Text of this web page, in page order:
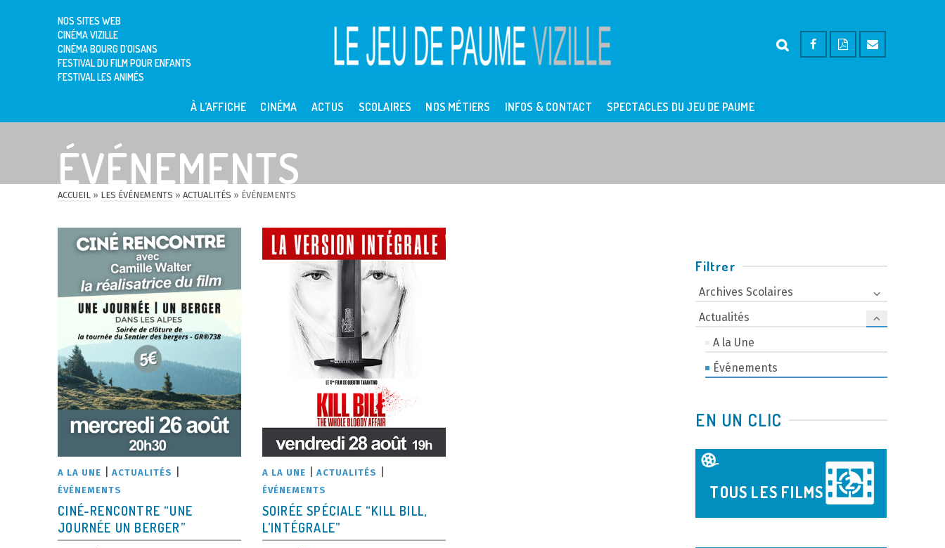
NOS SITES WEB
CINÉMA VIZILLE
CINÉMA BOURG D’OISANS
FESTIVAL DU FILM POUR ENFANTS
FESTIVAL LES ANIMÉS
À L’AFFICHE CINÉMA ACTUS SCOLAIRES NOS MÉTIERS INFOS & CONTACT SPECTACLES DU JEU DE PAUME
ÉVÉNEMENTS
ACCUEIL » LES ÉVÉNEMENTS » ACTUALITÉS » ÉVÉNEMENTS
A LA UNE |ACTUALITÉS
ÉVÉNEMENTS
CINÉ-RENCONTRE “UNE
JOURNÉE UN BERGER”
A LA UNE ACTUALITÉS
ÉVÉNEMENTS
SOIRÉE SPÉCIALE “KILL BILL,
L’INTÉGRALE”
Filtrer
Archives Scolaires
Actualités
A la Une
Événements
EN UN CLIC
TOUS LES FILMS